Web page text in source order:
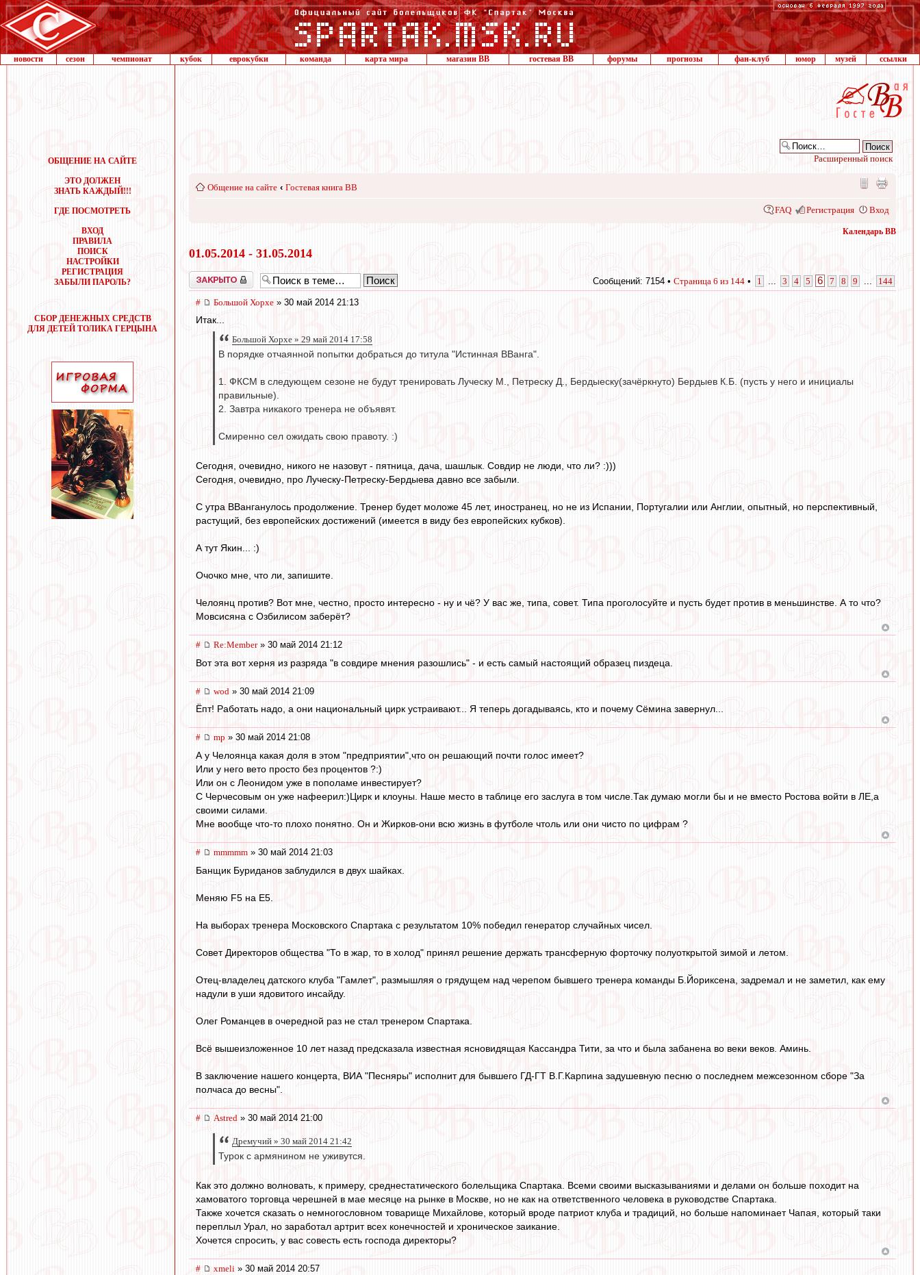
новости сезон чемпионат кубок еврокубки команда карта мира магазин ВВ гостевая ВВ форумы прогнозы фан-клуб юмор музей ссылки
ОБЩЕНИЕ НА САЙТЕ
ЭТО ДОЛЖЕН
ЗНАТЬ КАЖДЫЙ!!!
ГДЕ ПОСМОТРЕТЬ
ВХОД
ПРАВИЛА
ПОИСК
НАСТРОЙКИ
РЕГИСТРАЦИЯ
ЗАБЫЛИ ПАРОЛЬ?
СБОР ДЕНЕЖНЫХ СРЕДСТВ
ДЛЯ ДЕТЕЙ ТОЛИКА ГЕРЦЫНА
Расширенный поиск
Общение на сайте ‹ Гостевая книга ВВ
FAQ Регистрация Вход
Календарь ВВ
01.05.2014 - 31.05.2014
Закрыто Сообщений: 7154 • Страница 6 из 144 • 1 3 4 5 6 7 8 9 144
# Большой Хорхе » 30 май 2014 21:13
Итак...
Большой Хорхе » 29 май 2014 17:58
В порядке отчаянной попытки добраться до титула "Истинная ВВанга".
1. ФКСМ в следующем сезоне не будут тренировать Луческу М., Петреску Д., Бердыеску(зачёркнуто) Бердыев К.Б. (пусть у него и инициалы
правильные).
2. Завтра никакого тренера не объявят.
Смиренно сел ожидать свою правоту. :)
Сегодня, очевидно, никого не назовут - пятница, дача, шашлык. Совдир не люди, что ли? :)))
Сегодня, очевидно, про Луческу-Петреску-Бердыева давно все забыли.
С утра ВВанганулось продолжение. Тренер будет моложе 45 лет, иностранец, но не из Испании, Португалии или Англии, опытный, но перспективный,
растущий, без европейских достижений (имеется в виду без европейских кубков).
А тут Якин... :)
Очочко мне, что ли, запишите.
Челоянц против? Вот мне, честно, просто интересно - ну и чё? У вас же, типа, совет. Типа проголосуйте и пусть будет против в меньшинстве. А то что?
Мовсисяна с Озбилисом заберёт?
# Re:Member» 30 май 2014 21:12
Вот эта вот херня из разряда "в совдире мнения разошлись" - и есть самый настоящий образец пиздеца.
# wod » 30 май 2014 21:09
Ёпт! Работать надо, а они национальный цирк устраивают... Я теперь догадываясь, кто и почему Сёмина завернул...
# mp » 30 май 2014 21:08
А у Челоянца какая доля в этом "предприятии",что он решающий почти голос имеет?
Или у него вето просто без процентов ?:)
Или он с Леонидом уже в пополаме инвестирует?
С Черчесовым он уже нафеерил:)Цирк и клоуны. Наше место в таблице его заслуга в том числе.Так думаю могли бы и не вместо Ростова войти в ЛЕ,а
своими силами.
Мне вообще что-то плохо понятно. Он и Жирков-они всю жизнь в футболе чтоль или они чисто по цифрам ?
# mmmmm » 30 май 2014 21:03
Банщик Буриданов заблудился в двух шайках.
Меняю F5 на E5.
На выборах тренера Московского Спартака с результатом 10% победил генератор случайных чисел.
Совет Директоров общества "То в жар, то в холод" принял решение держать трансферную форточку полуоткрытой зимой и летом.
Отец-владелец датского клуба "Гамлет", размышляя о грядущем над черепом бывшего тренера команды Б.Йориксена, задремал и не заметил, как ему
надули в уши ядовитого инсайду.
Олег Романцев в очередной раз не стал тренером Спартака.
Всё вышеизложенное 10 лет назад предсказала известная ясновидящая Кассандра Тити, за что и была забанена во веки веков. Аминь.
В заключение нашего концерта, ВИА "Песняры" исполнит для бывшего ГД-ГТ В.Г.Карпина задушевную песню о последнем межсезонном сборе "За
полчаса до весны".
# Astred » 30 май 2014 21:00
Дремучий » 30 май 2014 21:42
Турок с армянином не уживутся.
Как это должно волновать, к примеру, среднестатического болельщика Спартака. Всеми своими высказываниями и делами он больше походит на
хамоватого торговца черешней в мае месяце на рынке в Москве, но не как на ответственного человека в руководстве Спартака.
Также хочется сказать о немногословном товарище Михайлове, который вроде патриот клуба и традиций, но больше напоминает Чапая, который таки
переплыл Урал, но заработал артрит всех конечностей и хроническое заикание.
Хочется спросить, у вас совесть есть господа директоры?
# xmeli » 30 май 2014 20:57